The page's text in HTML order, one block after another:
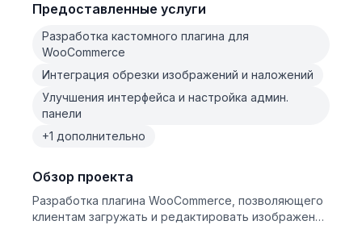
Предоставленные услуги
Разработка кастомного плагина для
WooCommerce
Интеграция обрезки изображений и наложений
Улучшения интерфейса и настройка админ.
панели
+1 дополнительно
Обзор проекта
Разработка плагина WooCommerce, позволяющего
клиентам загружать и редактировать изображения